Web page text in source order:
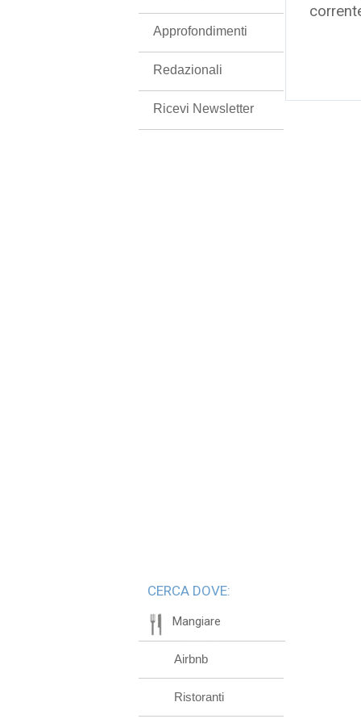
Approfondimenti
Redazionali
Ricevi Newsletter
CERCA DOVE:
Mangiare
Airbnb
Ristoranti